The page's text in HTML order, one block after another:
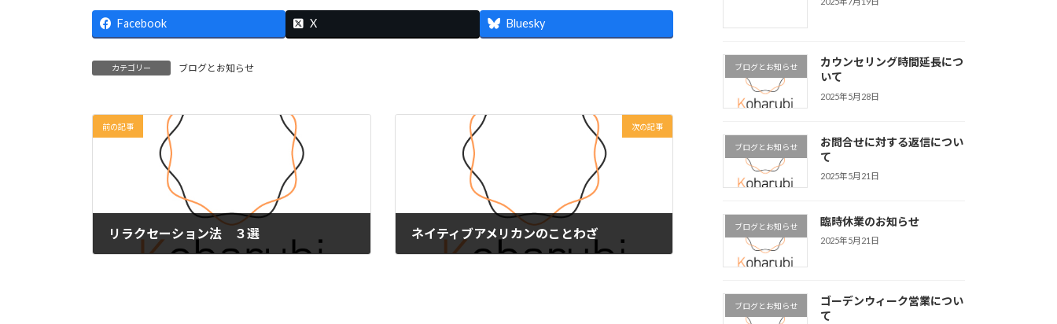
Facebook X Bluesky
カテゴリー ブログとお知らせ
前の記事
リラクセーション法 ３選
次の記事
ネイティブアメリカンのことわざ
ブログとお知らせ
カウンセリング時間延長につ
いて
2025年5月28日
ブログとお知らせ
お問合せに対する返信につい
て
2025年5月21日
ブログとお知らせ 臨時休業のお知らせ
2025年5月21日
ブログとお知らせ
ゴーデンウィーク営業につい
て